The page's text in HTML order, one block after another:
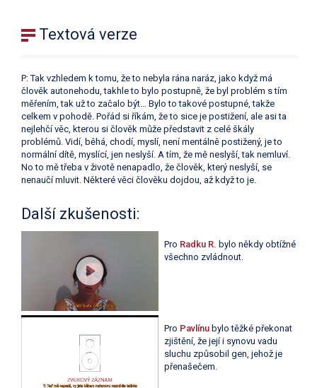
Textová verze
P: Tak vzhledem k tomu, že to nebyla rána naráz, jako když má
člověk autonehodu, takhle to bylo postupně, že byl problém s tím
měřením, tak už to začalo být… Bylo to takové postupné, takže
celkem v pohodě. Pořád si říkám, že to sice je postižení, ale asi ta
nejlehčí věc, kterou si člověk může představit z celé škály
problémů. Vidí, běhá, chodí, myslí, není mentálně postižený, je to
normální dítě, myslící, jen neslyší. A tím, že mě neslyší, tak nemluví.
No to mě třeba v životě nenapadlo, že člověk, který neslyší, se
nenaučí mluvit. Některé věci člověku dojdou, až když to je.
Další zkušenosti:
Pro Radku R. bylo někdy obtížné
všechno zvládnout.
Pro Pavlínu bylo těžké překonat
zjištění, že její i synovu vadu
sluchu způsobil gen, jehož je
přenašečem.